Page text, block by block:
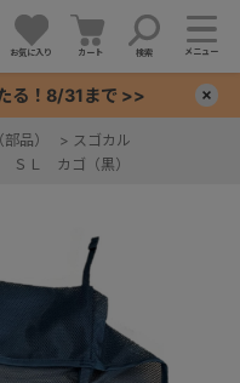
お気に入り カート 検索 メニュー
る！8/31まで >>
品） > スゴカル
Ｌ カゴ（黒）